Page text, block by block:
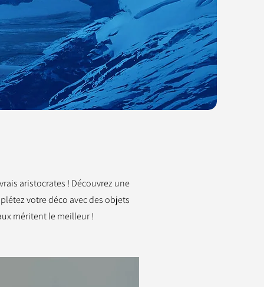
aristocrates ! Découvrez une
votre déco avec des objets
méritent le meilleur !